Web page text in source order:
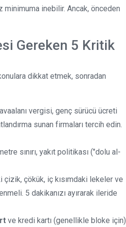
inebilir. Ancak, önceden
Gereken 5 Kritik
dikkat etmek, sonradan
vergisi, genç sürücü ücreti
sunan firmaları tercih edin.
sınırı, yakıt politikası ("dolu al-
çizik, çökük, iç kısımdaki lekeler ve
5 dakikanızı ayırarak ileride
ve kredi kartı (genellikle bloke için)